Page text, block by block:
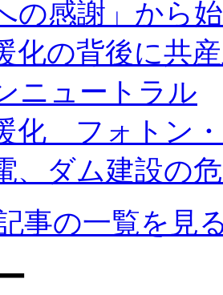
の感謝」から
化の背後に共
ニュートラル
化 フォトン
、ダム建設の
事の一覧を見